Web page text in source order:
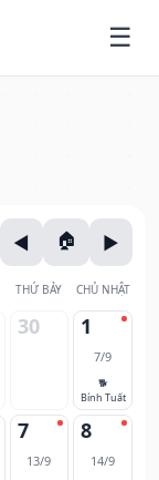
THỨ BẢY CHỦ NHẬT
30 1
7/9
🐕
Bính Tuất
7
13/9
8
14/9